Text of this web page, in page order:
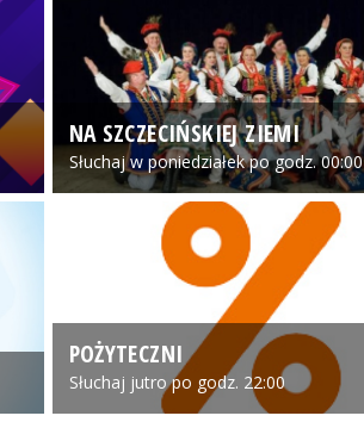
NA SZCZECIŃSKIEJ ZIEMI
Słuchaj w poniedziałek po godz. 00:00
POŻYTECZNI
Słuchaj jutro po godz. 22:00